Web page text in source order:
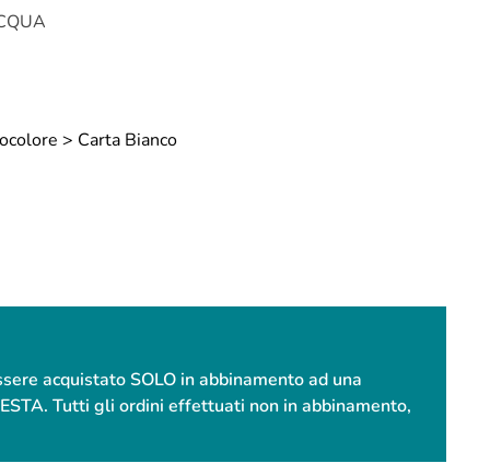
> Carta Bianco
acquistato SOLO in abbinamento ad una
Tutti gli ordini effettuati non in abbinamento,